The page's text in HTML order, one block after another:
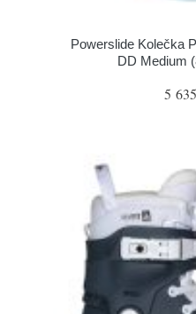
Powerslide Kolečka
DD Medium
5